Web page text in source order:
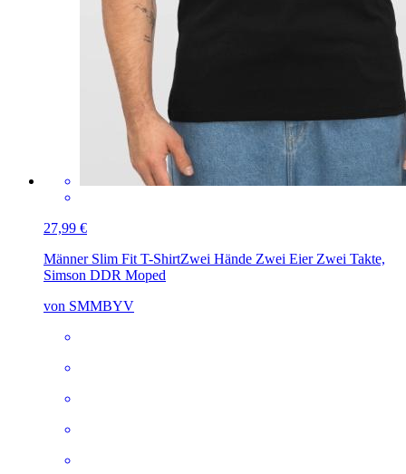
27,99 €
Männer Slim Fit T-ShirtZwei Hände Zwei Eier Zwei Takte,
Simson DDR Moped
von SMMBYV